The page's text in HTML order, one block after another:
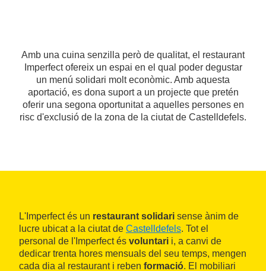
Amb una cuina senzilla però de qualitat, el restaurant
Imperfect ofereix un espai en el qual poder degustar
un menú solidari molt econòmic. Amb aquesta
aportació, es dona suport a un projecte que pretén
oferir una segona oportunitat a aquelles persones en
risc d'exclusió de la zona de la ciutat de Castelldefels.
L'Imperfect és un restaurant solidari sense ànim de
lucre ubicat a la ciutat de Castelldefels. Tot el
personal de l'Imperfect és voluntari i, a canvi de
dedicar trenta hores mensuals del seu temps, mengen
cada dia al restaurant i reben formació. El mobiliari